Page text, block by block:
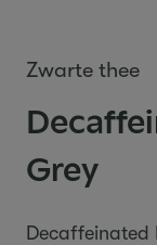
Zwarte thee
Grey
Decaffeinated